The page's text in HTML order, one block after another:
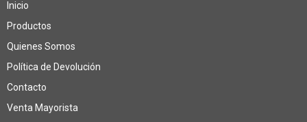
Inicio
Productos
Quienes Somos
Política de Devolución
Contacto
Venta Mayorista